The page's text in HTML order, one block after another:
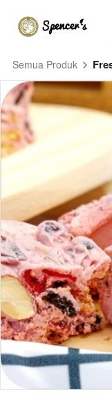
Semua Produk